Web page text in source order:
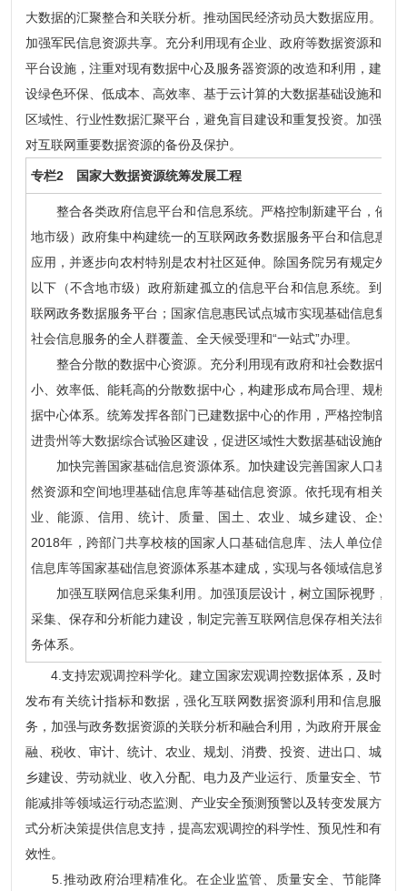
大数据的汇聚整合和关联分析。推动国民经济动员大数据应用。
加强军民信息资源共享。充分利用现有企业、政府等数据资源和
平台设施，注重对现有数据中心及服务器资源的改造和利用，建
设绿色环保、低成本、高效率、基于云计算的大数据基础设施和
区域性、行业性数据汇聚平台，避免盲目建设和重复投资。加强
对互联网重要数据资源的备份及保护。
专栏2 国家大数据资源统筹发展工程
整合各类政府信息平台和信息系统。严格控制新建平台，依托
地市级）政府集中构建统一的互联网政务数据服务平台和信息惠
应用，并逐步向农村特别是农村社区延伸。除国务院另有规定外
以下（不含地市级）政府新建孤立的信息平台和信息系统。到
联网政务数据服务平台；国家信息惠民试点城市实现基础信息集
社会信息服务的全人群覆盖、全天候受理和“一站式”办理。
整合分散的数据中心资源。充分利用现有政府和社会数据中心
小、效率低、能耗高的分散数据中心，构建形成布局合理、规模
据中心体系。统筹发挥各部门已建数据中心的作用，严格控制部
进贵州等大数据综合试验区建设，促进区域性大数据基础设施的整
加快完善国家基础信息资源体系。加快建设完善国家人口基础
然资源和空间地理基础信息库等基础信息资源。依托现有相关信
业、能源、信用、统计、质量、国土、农业、城乡建设、企业
2018年，跨部门共享校核的国家人口基础信息库、法人单位信息
信息库等国家基础信息资源体系基本建成，实现与各领域信息资源
加强互联网信息采集利用。加强顶层设计，树立国际视野，充
采集、保存和分析能力建设，制定完善互联网信息保存相关法律
务体系。
4.支持宏观调控科学化。建立国家宏观调控数据体系，及时
发布有关统计指标和数据，强化互联网数据资源利用和信息服
务，加强与政务数据资源的关联分析和融合利用，为政府开展金
融、税收、审计、统计、农业、规划、消费、投资、进出口、城
乡建设、劳动就业、收入分配、电力及产业运行、质量安全、节
能减排等领域运行动态监测、产业安全预测预警以及转变发展方
式分析决策提供信息支持，提高宏观调控的科学性、预见性和有
效性。
5.推动政府治理精准化。在企业监管、质量安全、节能降